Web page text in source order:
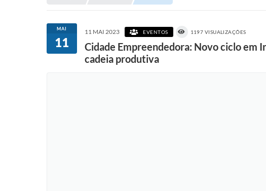
MAI
11
11 MAI 2023 EVENTOS 1197 VISUALIZAÇÕES
Cidade Empreendedora: Novo ciclo em
cadeia produtiva